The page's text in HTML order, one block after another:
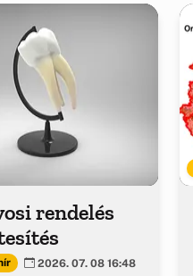
rendelés
2026. 07. 08 16:48